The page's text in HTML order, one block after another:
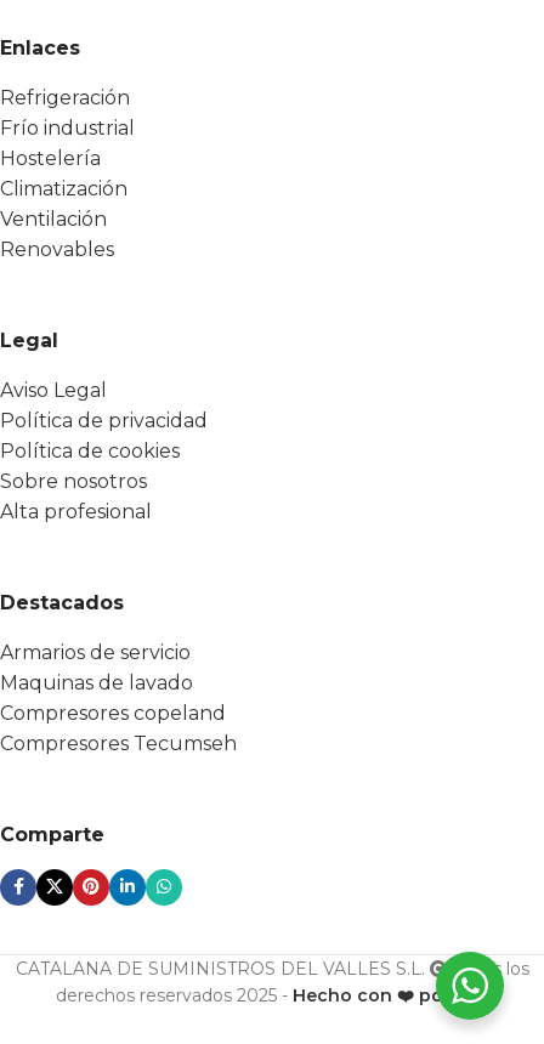
Enlaces
Refrigeración
Frío industrial
Hostelería
Climatización
Ventilación
Renovables
Legal
Aviso Legal
Política de privacidad
Política de cookies
Sobre nosotros
Alta profesional
Destacados
Armarios de servicio
Maquinas de lavado
Compresores copeland
Compresores Tecumseh
Comparte
CATALANA DE SUMINISTROS DEL VALLES S.L.
Todos los
derechos reservados 2025 - Hecho con ❤️ por ESF